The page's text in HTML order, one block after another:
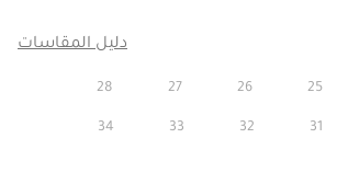
دليل المقاسات
25
26
27
28
31
32
33
34